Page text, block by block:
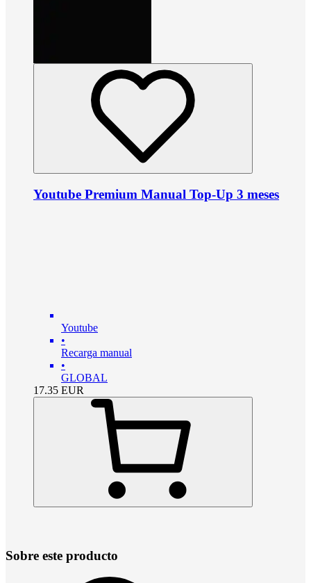
Youtube Premium Manual Top-Up 3 meses
Youtube
•
Recarga manual
•
GLOBAL
17.35 EUR
Sobre este producto